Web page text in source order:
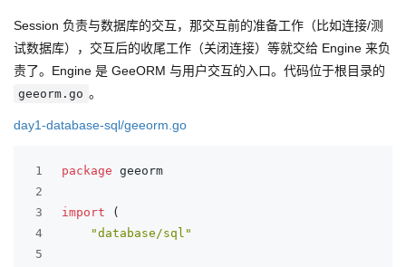
Session 负责与数据库的交互，那交互前的准备工作（比如连接/测
试数据库），交互后的收尾工作（关闭连接）等就交给 Engine 来负
责了。Engine 是 GeeORM 与用户交互的入口。代码位于根目录的
geeorm.go 。
day1-database-sql/geeorm.go
1
2
3
4
5
package geeorm
import (
"database/sql"